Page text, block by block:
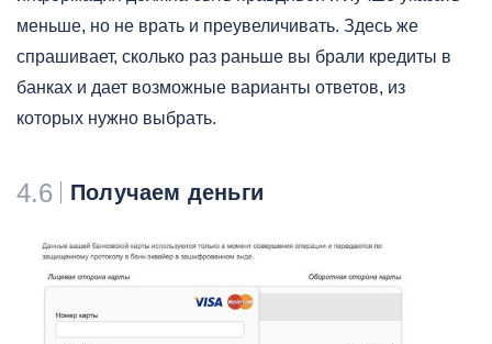
меньше, но не врать и преувеличивать. Здесь же
спрашивает, сколько раз раньше вы брали кредиты в
банках и дает возможные варианты ответов, из
которых нужно выбрать.
4.6 Получаем деньги